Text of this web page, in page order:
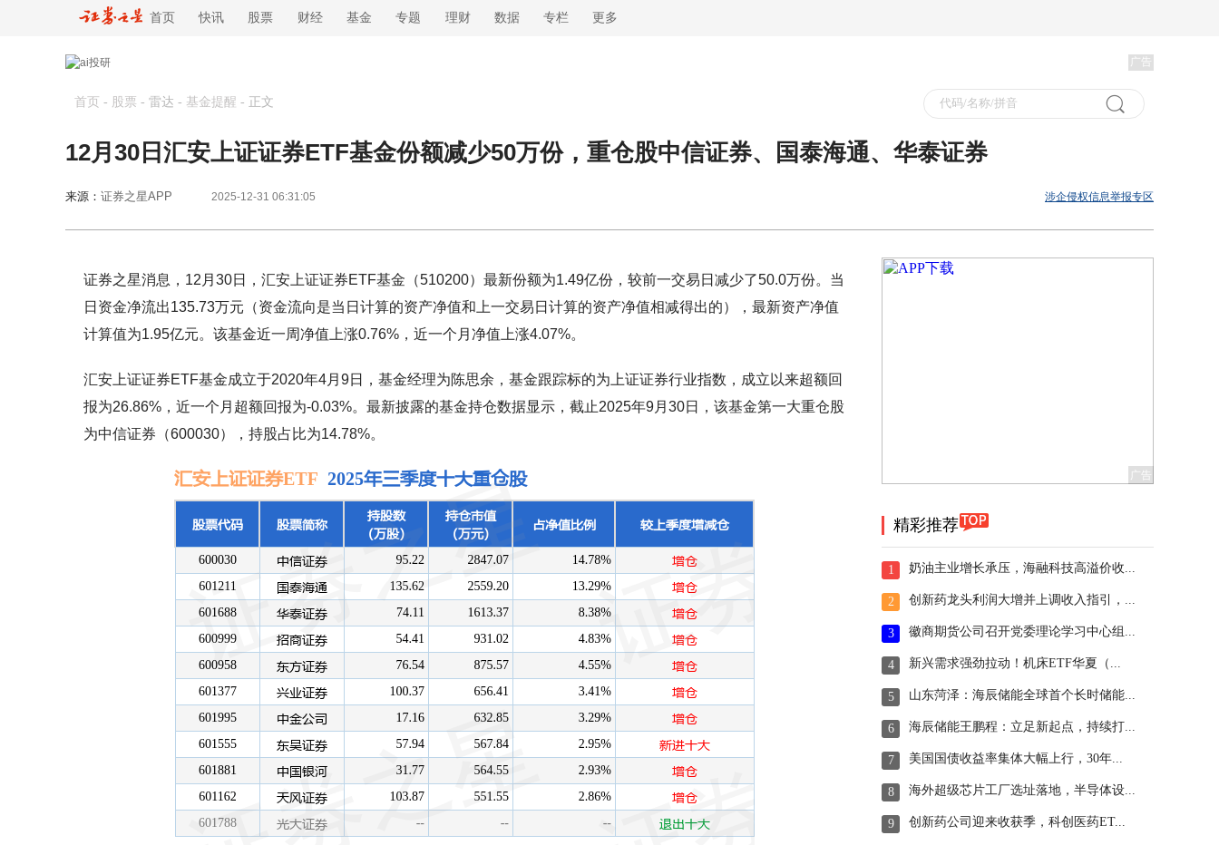
首页 快讯 股票 财经 基金 专题 理财 数据 专栏 更多
广告
首页 - 股票 - 雷达 - 基金提醒 - 正文
12月30日汇安上证证券ETF基金份额减少50万份，重仓股中信证券、国泰海通、华泰证券
来源： 证券之星APP 2025-12-31 06:31:05 涉企侵权信息举报专区
证券之星消息，12月30日，汇安上证证券ETF基金（510200）最新份额为1.49亿份，较前一交易日减少了50.0万份。当
日资金净流出135.73万元（资金流向是当日计算的资产净值和上一交易日计算的资产净值相减得出的），最新资产净值
计算值为1.95亿元。该基金近一周净值上涨0.76%，近一个月净值上涨4.07%。
汇安上证证券ETF基金成立于2020年4月9日，基金经理为陈思余，基金跟踪标的为上证证券行业指数，成立以来超额回
报为26.86%，近一个月超额回报为-0.03%。最新披露的基金持仓数据显示，截止2025年9月30日，该基金第一大重仓股
为中信证券（600030），持股占比为14.78%。
精彩推荐
1 奶油主业增长承压，海融科技高溢价收...
2 创新药龙头利润大增并上调收入指引，...
3 徽商期货公司召开党委理论学习中心组...
4 新兴需求强劲拉动！机床ETF华夏（...
5 山东菏泽：海辰储能全球首个长时储能...
6 海辰储能王鹏程：立足新起点，持续打...
7 美国国债收益率集体大幅上行，30年...
8 海外超级芯片工厂选址落地，半导体设...
9 创新药公司迎来收获季，科创医药ET...